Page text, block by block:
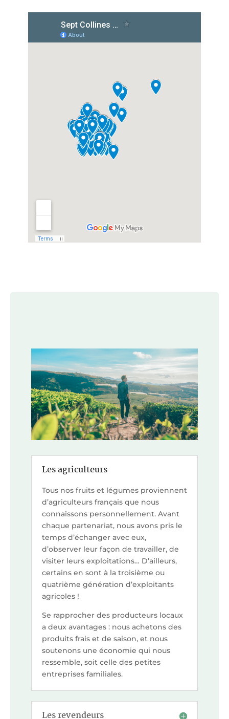
Les agriculteurs
Tous nos fruits et légumes proviennent
d’agriculteurs français que nous
connaissons personnellement. Avant
chaque partenariat, nous avons pris le
temps d’échanger avec eux,
d’observer leur façon de travailler, de
visiter leurs exploitations… D’ailleurs,
certains en sont à la troisième ou
quatrième génération d’exploitants
agricoles !
Se rapprocher des producteurs locaux
a deux avantages : nous achetons des
produits frais et de saison, et nous
soutenons une économie qui nous
ressemble, soit celle des petites
entreprises familiales.
Les revendeurs